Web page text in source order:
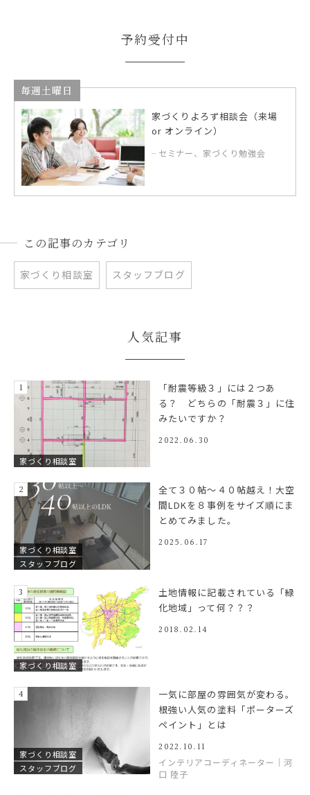
予約受付中
毎週土曜日
家づくりよろず相談会（来場
or オンライン）
セミナー、家づくり勉強会
この記事のカテゴリ
家づくり相談室 スタッフブログ
人気記事
家づくり相談室
「耐震等級３」には２つあ
る？ どちらの「耐震３」に住
みたいですか？
2022.06.30
家づくり相談室
スタッフブログ
全て３０帖～４０帖越え！大空
間LDKを８事例をサイズ順にま
とめてみました。
2025.06.17
家づくり相談室
土地情報に記載されている「緑
化地域」って何？？？
2018.02.14
家づくり相談室
スタッフブログ
一気に部屋の雰囲気が変わる。
根強い人気の塗料「ポーターズ
ペイント」とは
2022.10.11
インテリアコーディネーター｜河
口 陸子